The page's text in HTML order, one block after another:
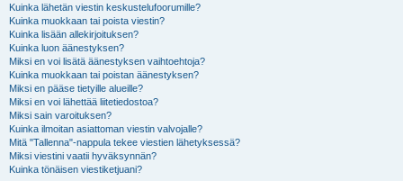
Kuinka lähetän viestin keskustelufoorumille?
Kuinka muokkaan tai poista viestin?
Kuinka lisään allekirjoituksen?
Kuinka luon äänestyksen?
Miksi en voi lisätä äänestyksen vaihtoehtoja?
Kuinka muokkaan tai poistan äänestyksen?
Miksi en pääse tietyille alueille?
Miksi en voi lähettää liitetiedostoa?
Miksi sain varoituksen?
Kuinka ilmoitan asiattoman viestin valvojalle?
Mitä "Tallenna"-nappula tekee viestien lähetyksessä?
Miksi viestini vaatii hyväksynnän?
Kuinka tönäisen viestiketjuani?